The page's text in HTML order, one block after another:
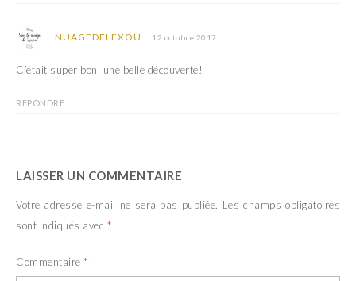
NUAGEDELEXOU 12 octobre 2017
C’était super bon, une belle découverte!
RÉPONDRE
LAISSER UN COMMENTAIRE
Votre adresse e-mail ne sera pas publiée. Les champs obligatoires
sont indiqués avec *
Commentaire *